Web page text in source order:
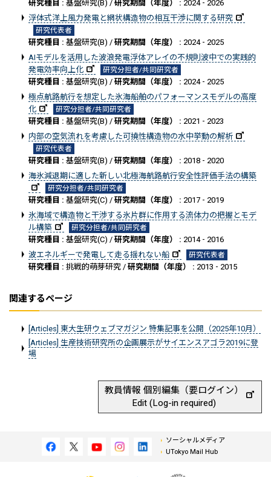
研究種目 : 基盤研究(B) / 研究期間（年度） : 2024 - 2026
浮体式洋上風力発電と網状構造物の相互干渉に関する研究
研究代表者
研究種目 : 基盤研究(B) / 研究期間（年度） : 2024 - 2025
AIモデルを活用した波浪発電浮体アレイの不規則波中での実践的
発電効率向上化
研究分担者/共同研究者
研究種目 : 基盤研究(B) / 研究期間（年度） : 2024 - 2025
極点航路航行を想定した氷海船舶のパフォーマンスモデルの高度
化
研究分担者/共同研究者
研究種目 : 基盤研究(B) / 研究期間（年度） : 2021 - 2023
内部の空気流れを考慮した可撓性構造物の水中挙動の解析
研究代表者
研究種目 : 基盤研究(B) / 研究期間（年度） : 2018 - 2020
海氷減退期に適した新しい北極海航路航行安全性評価手法の構築
研究分担者/共同研究者
研究種目 : 基盤研究(C) / 研究期間（年度） : 2017 - 2019
氷海域で構造物と干渉する氷片群に作用する流体力の把握とモデ
ル構築
研究分担者/共同研究者
研究種目 : 基盤研究(C) / 研究期間（年度） : 2014 - 2016
波エネルギーで発電して走る揺れない船
研究代表者
研究種目 : 挑戦的萌芽研究 / 研究期間（年度） : 2013 - 2015
関連するページ
[Articles] 東大生研ウェブマガジン 特集記事を公開（2025年10月）
[Articles] 生産技術研究所の企画展示がサイエンスアゴラ2019に登
場
教員情報 個別編集（要ログイン）
Edit (Log-in required)
ソーシャルメディア
UTokyo Mail Hub